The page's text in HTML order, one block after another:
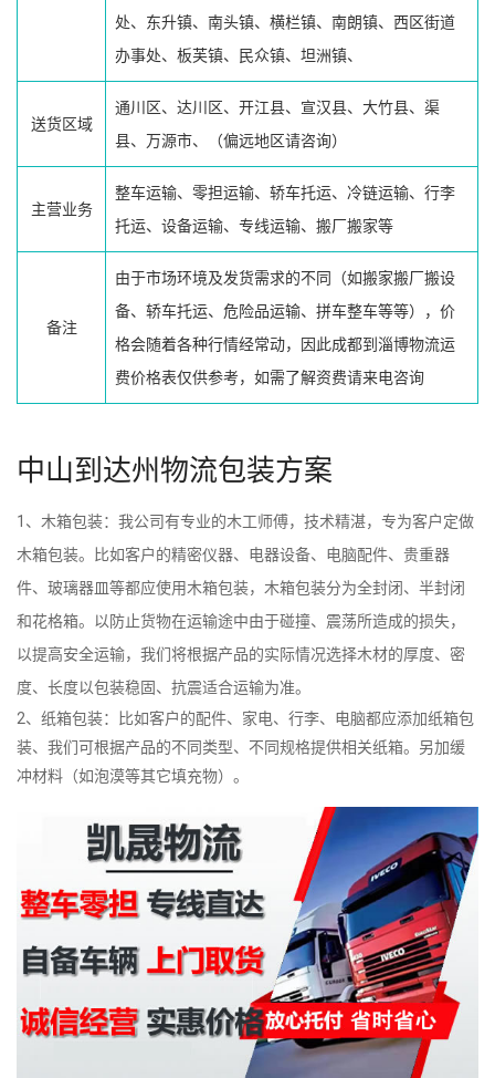
处、东升镇、南头镇、横栏镇、南朗镇、西区街道
办事处、板芙镇、民众镇、坦洲镇、
送货区域
通川区、达川区、开江县、宣汉县、大竹县、渠
县、万源市、（偏远地区请咨询）
主营业务
整车运输、零担运输、轿车托运、冷链运输、行李
托运、设备运输、专线运输、搬厂搬家等
备注
由于市场环境及发货需求的不同（如搬家搬厂搬设
备、轿车托运、危险品运输、拼车整车等等），价
格会随着各种行情经常动，因此成都到淄博物流运
费价格表仅供参考，如需了解资费请来电咨询
中山到达州物流包装方案
1、木箱包装：我公司有专业的木工师傅，技术精湛，专为客户定做
木箱包装。比如客户的精密仪器、电器设备、电脑配件、贵重器
件、玻璃器皿等都应使用木箱包装，木箱包装分为全封闭、半封闭
和花格箱。以防止货物在运输途中由于碰撞、震荡所造成的损失，
以提高安全运输，我们将根据产品的实际情况选择木材的厚度、密
度、长度以包装稳固、抗震适合运输为准。
2、纸箱包装：比如客户的配件、家电、行李、电脑都应添加纸箱包
装、我们可根据产品的不同类型、不同规格提供相关纸箱。另加缓
冲材料（如泡漠等其它填充物）。